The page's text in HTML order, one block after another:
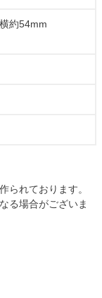
約54mm
られております。
る場合がございま